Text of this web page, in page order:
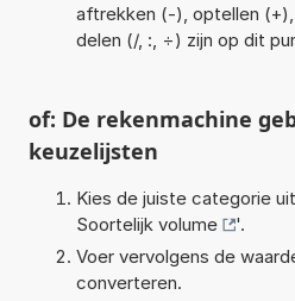
aftrekken (-), optellen
delen (/, :, ÷) zijn op dit
of: De rekenmachine
keuzelijsten
Kies de juiste categorie
Soortelijk volume
'.
Voer vervolgens de
converteren.